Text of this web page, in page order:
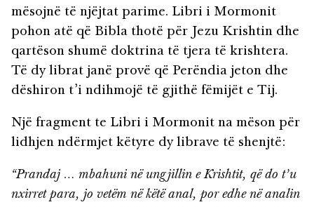
mësojnë të njëjtat parime. Libri i Mormonit
pohon atë që Bibla thotë për Jezu Krishtin dhe
qartëson shumë doktrina të tjera të krishtera.
Të dy librat janë provë që Perëndia jeton dhe
dëshiron t’i ndihmojë të gjithë fëmijët e Tij.
Një fragment te Libri i Mormonit na mëson për
lidhjen ndërmjet këtyre dy librave të shenjtë:
“Prandaj … mbahuni në ungjillin e Krishtit, që do t’u
nxirret para, jo vetëm në këtë anal, por edhe në analin